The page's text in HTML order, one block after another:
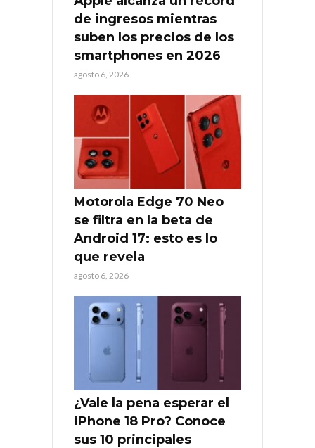
de ingresos mientras
suben los precios de los
smartphones en 2026
agosto 6, 2026
Motorola Edge 70 Neo
se filtra en la beta de
Android 17: esto es lo
que revela
agosto 6, 2026
¿Vale la pena esperar el
iPhone 18 Pro? Conoce
sus 10 principales